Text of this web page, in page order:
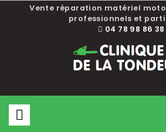
Vente réparation matériel
professionnels et
04 78 98 86 38